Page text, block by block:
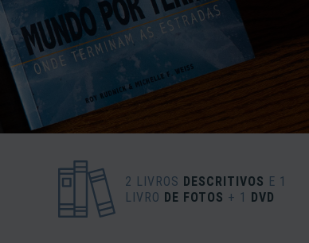
2 LIVROS DESCRITIVOS E 1
LIVRO DE FOTOS + 1 DVD